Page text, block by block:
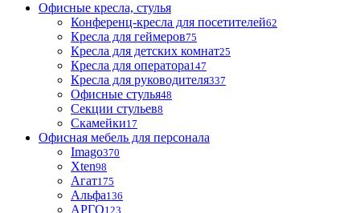
Офисные кресла, стулья
Конференц-кресла для посетителей62
Кресла для геймеров75
Кресла для детских комнат25
Кресла для оператора147
Кресла для руководителя337
Офисные стулья48
Секции стульев8
Скамейки17
Офисная мебель для персонала
Imago370
Xten98
Агат175
Альфа136
АРГО123